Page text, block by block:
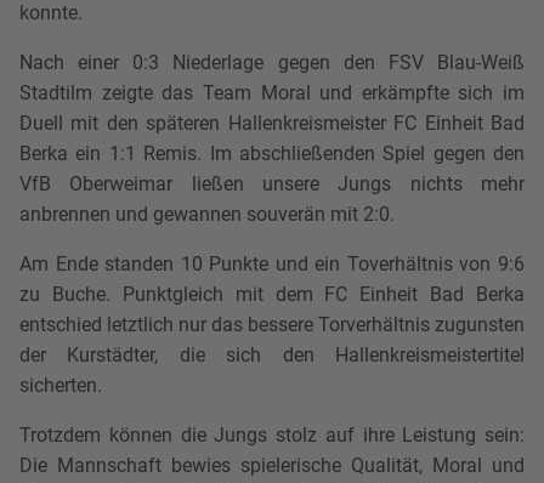
konnte.
Nach einer 0:3 Niederlage gegen den FSV Blau-Weiß
Stadtilm zeigte das Team Moral und erkämpfte sich im
Duell mit den späteren Hallenkreismeister FC Einheit Bad
Berka ein 1:1 Remis. Im abschließenden Spiel gegen den
VfB Oberweimar ließen unsere Jungs nichts mehr
anbrennen und gewannen souverän mit 2:0.
Am Ende standen 10 Punkte und ein Toverhältnis von 9:6
zu Buche. Punktgleich mit dem FC Einheit Bad Berka
entschied letztlich nur das bessere Torverhältnis zugunsten
der Kurstädter, die sich den Hallenkreismeistertitel
sicherten.
Trotzdem können die Jungs stolz auf ihre Leistung sein:
Die Mannschaft bewies spielerische Qualität, Moral und